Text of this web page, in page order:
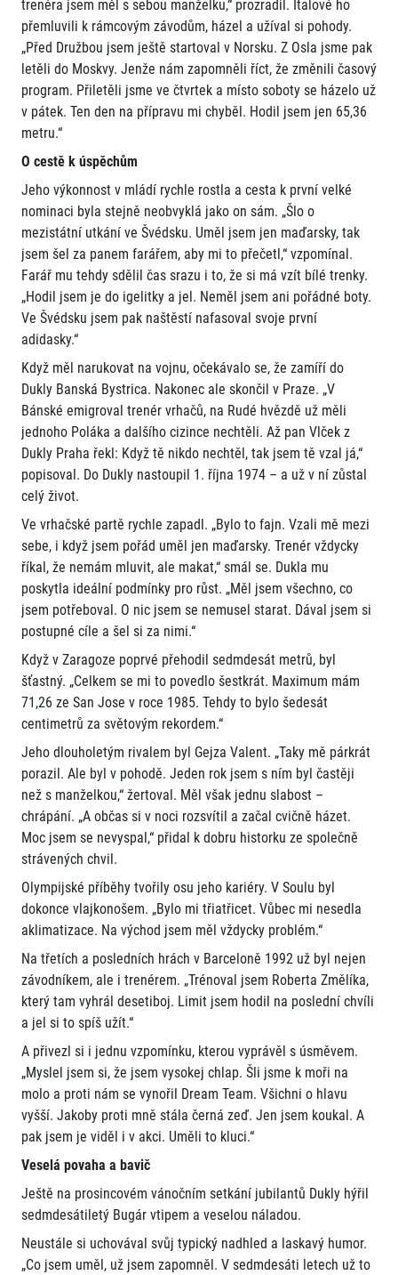
trenéra jsem měl s sebou manželku,“ prozradil. Italové ho
přemluvili k rámcovým závodům, házel a užíval si pohody.
„Před Družbou jsem ještě startoval v Norsku. Z Osla jsme pak
letěli do Moskvy. Jenže nám zapomněli říct, že změnili časový
program. Přiletěli jsme ve čtvrtek a místo soboty se házelo už
v pátek. Ten den na přípravu mi chyběl. Hodil jsem jen 65,36
metru.“
O cestě k úspěchům
Jeho výkonnost v mládí rychle rostla a cesta k první velké
nominaci byla stejně neobvyklá jako on sám. „Šlo o
mezistátní utkání ve Švédsku. Uměl jsem jen maďarsky, tak
jsem šel za panem farářem, aby mi to přečetl,“ vzpomínal.
Farář mu tehdy sdělil čas srazu i to, že si má vzít bílé trenky.
„Hodil jsem je do igelitky a jel. Neměl jsem ani pořádné boty.
Ve Švédsku jsem pak naštěstí nafasoval svoje první
adidasky.“
Když měl narukovat na vojnu, očekávalo se, že zamíří do
Dukly Banská Bystrica. Nakonec ale skončil v Praze. „V
Bánské emigroval trenér vrhačů, na Rudé hvězdě už měli
jednoho Poláka a dalšího cizince nechtěli. Až pan Vlček z
Dukly Praha řekl: Když tě nikdo nechtěl, tak jsem tě vzal já,“
popisoval. Do Dukly nastoupil 1. října 1974 – a už v ní zůstal
celý život.
Ve vrhačské partě rychle zapadl. „Bylo to fajn. Vzali mě mezi
sebe, i když jsem pořád uměl jen maďarsky. Trenér vždycky
říkal, že nemám mluvit, ale makat,“ smál se. Dukla mu
poskytla ideální podmínky pro růst. „Měl jsem všechno, co
jsem potřeboval. O nic jsem se nemusel starat. Dával jsem si
postupné cíle a šel si za nimi.“
Když v Zaragoze poprvé přehodil sedmdesát metrů, byl
šťastný. „Celkem se mi to povedlo šestkrát. Maximum mám
71,26 ze San Jose v roce 1985. Tehdy to bylo šedesát
centimetrů za světovým rekordem.“
Jeho dlouholetým rivalem byl Gejza Valent. „Taky mě párkrát
porazil. Ale byl v pohodě. Jeden rok jsem s ním byl častěji
než s manželkou,“ žertoval. Měl však jednu slabost –
chrápání. „A občas si v noci rozsvítil a začal cvičně házet.
Moc jsem se nevyspal,“ přidal k dobru historku ze společně
strávených chvil.
Olympijské příběhy tvořily osu jeho kariéry. V Soulu byl
dokonce vlajkonošem. „Bylo mi třiatřicet. Vůbec mi nesedla
aklimatizace. Na východ jsem měl vždycky problém.“
Na třetích a posledních hrách v Barceloně 1992 už byl nejen
závodníkem, ale i trenérem. „Trénoval jsem Roberta Změlíka,
který tam vyhrál desetiboj. Limit jsem hodil na poslední chvíli
a jel si to spíš užít.“
A přivezl si i jednu vzpomínku, kterou vyprávěl s úsměvem.
„Myslel jsem si, že jsem vysokej chlap. Šli jsme k moři na
molo a proti nám se vynořil Dream Team. Všichni o hlavu
vyšší. Jakoby proti mně stála černá zeď. Jen jsem koukal. A
pak jsem je viděl i v akci. Uměli to kluci.“
Veselá povaha a bavič
Ještě na prosincovém vánočním setkání jubilantů Dukly hýřil
sedmdesátiletý Bugár vtipem a veselou náladou.
Neustále si uchovával svůj typický nadhled a laskavý humor.
„Co jsem uměl, už jsem zapomněl. V sedmdesáti letech už to